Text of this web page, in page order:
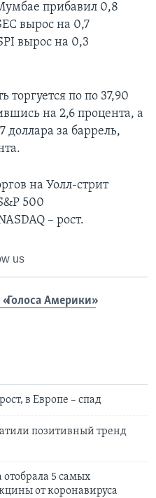
прибавил 0,8
вырос на 0,7
вырос на 0,3
по по 37,90
на 2,6 процента, а
за баррель,
на Уолл-стрит
500
– рост.
us
Америки»
в Европе – спад
позитивный тренд
5 самых
от коронавируса